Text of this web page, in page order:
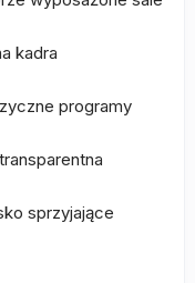
kadra
programy
sprzyjające